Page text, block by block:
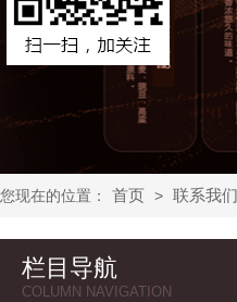
您现在的位置： 首页 > 联系我们
栏目导航
COLUMN NAVIGATION